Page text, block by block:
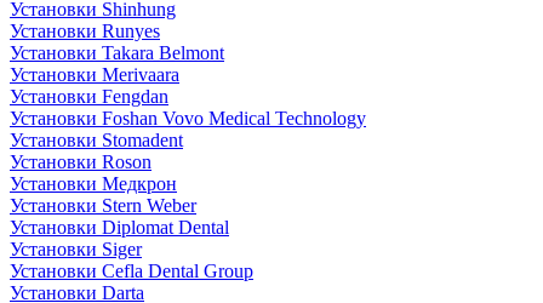
Установки Shinhung
Установки Runyes
Установки Takara Belmont
Установки Merivaara
Установки Fengdan
Установки Foshan Vovo Medical Technology
Установки Stomadent
Установки Roson
Установки Медкрон
Установки Stern Weber
Установки Diplomat Dental
Установки Siger
Установки Cefla Dental Group
Установки Darta